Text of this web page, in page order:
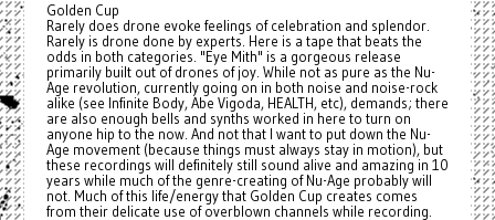
Golden Cup
Rarely does drone evoke feelings of celebration and splendor.
Rarely is drone done by experts. Here is a tape that beats the
odds in both categories. "Eye Mith" is a gorgeous release
primarily built out of drones of joy. While not as pure as the Nu-
Age revolution, currently going on in both noise and noise-rock
alike (see Infinite Body, Abe Vigoda, HEALTH, etc), demands; there
are also enough bells and synths worked in here to turn on
anyone hip to the now. And not that I want to put down the Nu-
Age movement (because things must always stay in motion), but
these recordings will definitely still sound alive and amazing in 10
years while much of the genre-creating of Nu-Age probably will
not. Much of this life/energy that Golden Cup creates comes
from their delicate use of overblown channels while recording.